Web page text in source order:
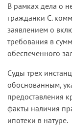
В рамках дела о
гражданки С.
заявлением о
требования в
обеспеченного
Суды трех
обоснованным,
предоставления
факты наличия
ипотеки в натуре.